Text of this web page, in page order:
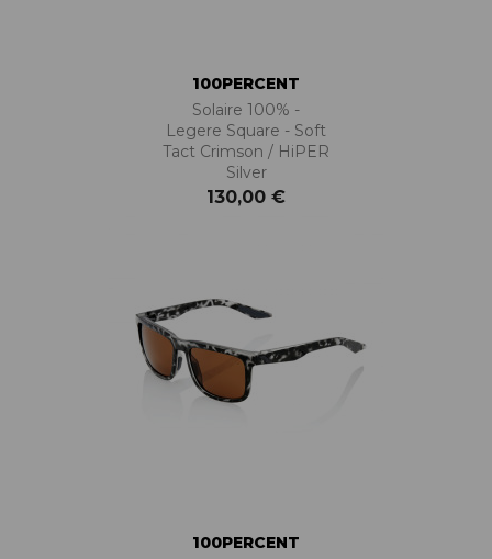
100PERCENT
Solaire 100% -
Legere Square - Soft
Tact Crimson / HiPER
Silver
130,00 €
100PERCENT